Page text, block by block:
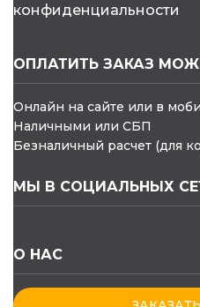
конфиденциальности
ОПЛАТИТЬ ЗАКАЗ
Онлайн на сайте или в
Наличными или СБП
Безналичный расчет (для
МЫ В СОЦИАЛЬНЫХ
О НАС